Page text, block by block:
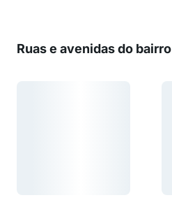
Ruas e avenidas do bairro